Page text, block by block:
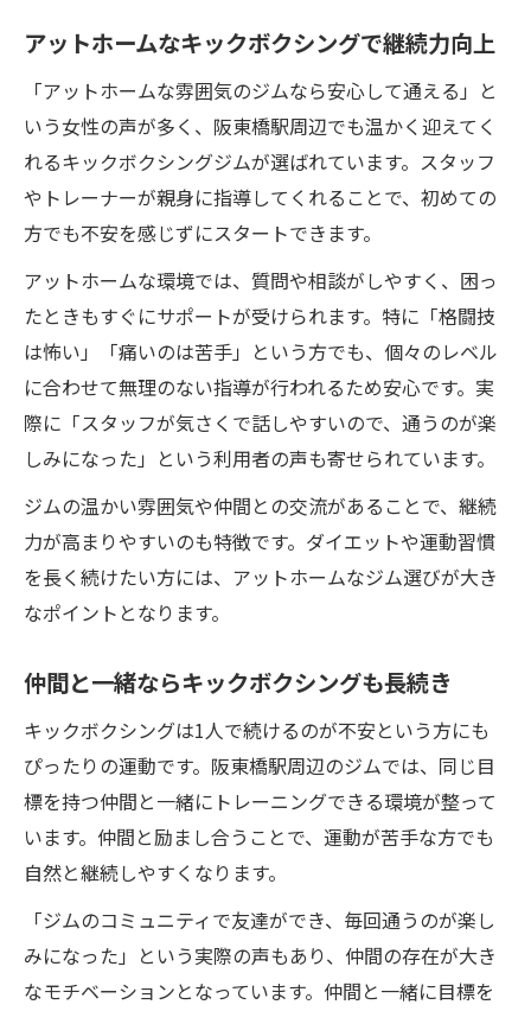
アットホームなキックボクシングで継続力向上
「アットホームな雰囲気のジムなら安心して通える」と
いう女性の声が多く、阪東橋駅周辺でも温かく迎えてく
れるキックボクシングジムが選ばれています。スタッフ
やトレーナーが親身に指導してくれることで、初めての
方でも不安を感じずにスタートできます。
アットホームな環境では、質問や相談がしやすく、困っ
たときもすぐにサポートが受けられます。特に「格闘技
は怖い」「痛いのは苦手」という方でも、個々のレベル
に合わせて無理のない指導が行われるため安心です。実
際に「スタッフが気さくで話しやすいので、通うのが楽
しみになった」という利用者の声も寄せられています。
ジムの温かい雰囲気や仲間との交流があることで、継続
力が高まりやすいのも特徴です。ダイエットや運動習慣
を長く続けたい方には、アットホームなジム選びが大き
なポイントとなります。
仲間と一緒ならキックボクシングも長続き
キックボクシングは1人で続けるのが不安という方にも
ぴったりの運動です。阪東橋駅周辺のジムでは、同じ目
標を持つ仲間と一緒にトレーニングできる環境が整って
います。仲間と励まし合うことで、運動が苦手な方でも
自然と継続しやすくなります。
「ジムのコミュニティで友達ができ、毎回通うのが楽し
みになった」という実際の声もあり、仲間の存在が大き
なモチベーションとなっています。仲間と一緒に目標を